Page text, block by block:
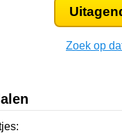
Zoek op